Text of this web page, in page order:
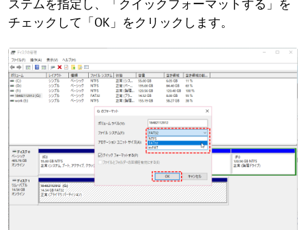
ステムを指定し、「クイックフォーマットする」を
チェックして「OK」をクリックします。